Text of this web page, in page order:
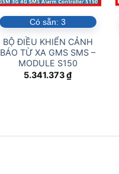
Có sẵn:3
BỘ ĐIỀU KHIỂN CẢNH
BÁO TỪ XA GMS SMS –
MODULE S150
5.341.373₫